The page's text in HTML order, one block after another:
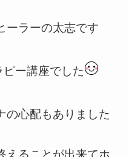
ーラーの太志です
ー講座でした
の心配もありました
えることが出来てホ